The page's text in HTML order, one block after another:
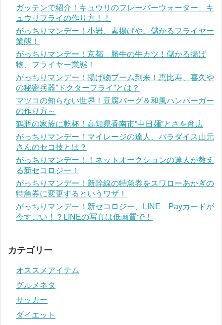
ガッテンで紹介！キュウリのフレーバーウォーター、キ
ュウリフライの作り方！！
がっちりマンデー！小岩、素揚げや、儲かるフライヤー
業態！
がっちりマンデー！京都 勝牛の牛カツ！儲かる揚げ
物、フライヤー業態！
がっちりマンデー！揚げ物ブーム到来！恵比寿、喜久や
の秘密兵器”ドクターフライ”とは？
マツコの知らない世界！豆腐バーグ＆和風ハンバーガー
の作り方～
鶴瓶の家族に乾杯！高知県香南市”中日麺”とさを商店
がっちりマンデー！マイレージの達人、パラダイス山元
さんのセコ技とは？
がっちりマンデー！！ネットオークションの達人が教え
る新セコロジー！
がっちりマンデー！新幹線の特急券をスワローあかぎの
特急券に変更するというワザ！
がっちりマンデー！新セコロジー、LINE Payカードが
今すごい！？LINEの写真は低画質で！
カテゴリー
オススメアイテム
グルメネタ
サッカー
ダイエット